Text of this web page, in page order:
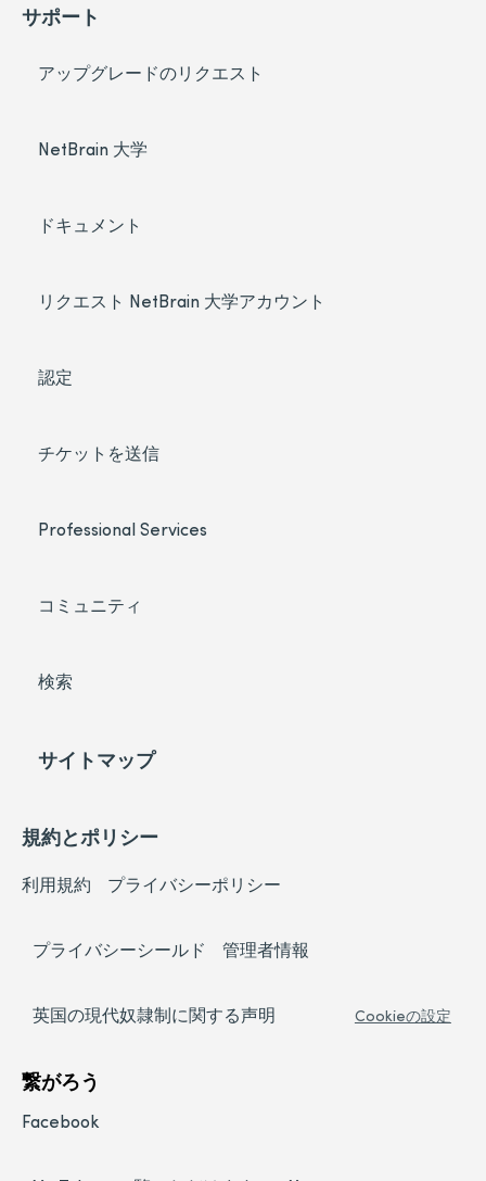
サポート
アップグレードのリクエスト
NetBrain 大学
ドキュメント
リクエスト NetBrain 大学アカウント
認定
チケットを送信
Professional Services
コミュニティ
検索
サイトマップ
規約とポリシー
利用規約 プライバシーポリシー
プライバシーシールド 管理者情報
英国の現代奴隷制に関する声明 Cookieの設定
繋がろう
Facebook